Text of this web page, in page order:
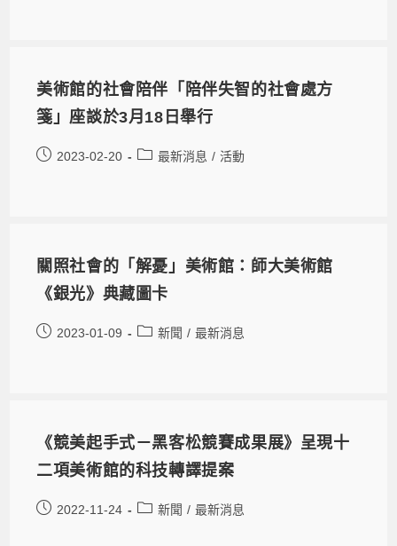
美術館的社會陪伴「陪伴失智的社會處方
箋」座談於3月18日舉行
2023-02-20 最新消息 / 活動
關照社會的「解憂」美術館：師大美術館
《銀光》典藏圖卡
2023-01-09 新聞 / 最新消息
《競美起手式－黑客松競賽成果展》呈現十
二項美術館的科技轉譯提案
2022-11-24 新聞 / 最新消息